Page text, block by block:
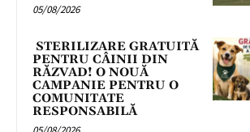
05/08/2026
STERILIZARE GRATUITĂ
PENTRU CÂINII DIN
RĂZVAD! O NOUĂ
CAMPANIE PENTRU O
COMUNITATE
RESPONSABILĂ